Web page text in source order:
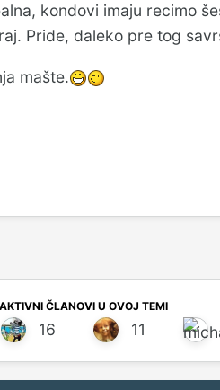
kondovi imaju recimo
Pride, daleko pre tog
mašte.
AKTIVNI ČLANOVI U OVOJ TEMI
16 11